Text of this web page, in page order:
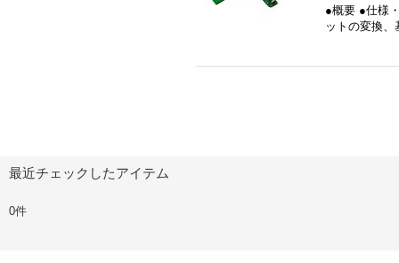
●概要 ●仕様
ットの変換
最近チェックしたアイテム
0件